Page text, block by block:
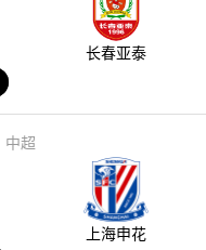
长春亚泰
中超
上海申花